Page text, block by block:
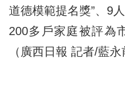
道德模範提名獎”、9
200多戶家庭被評為
（廣西日報 記者/藍永